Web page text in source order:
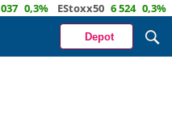
0,3% EStoxx50 6 524 0,3%
Depot